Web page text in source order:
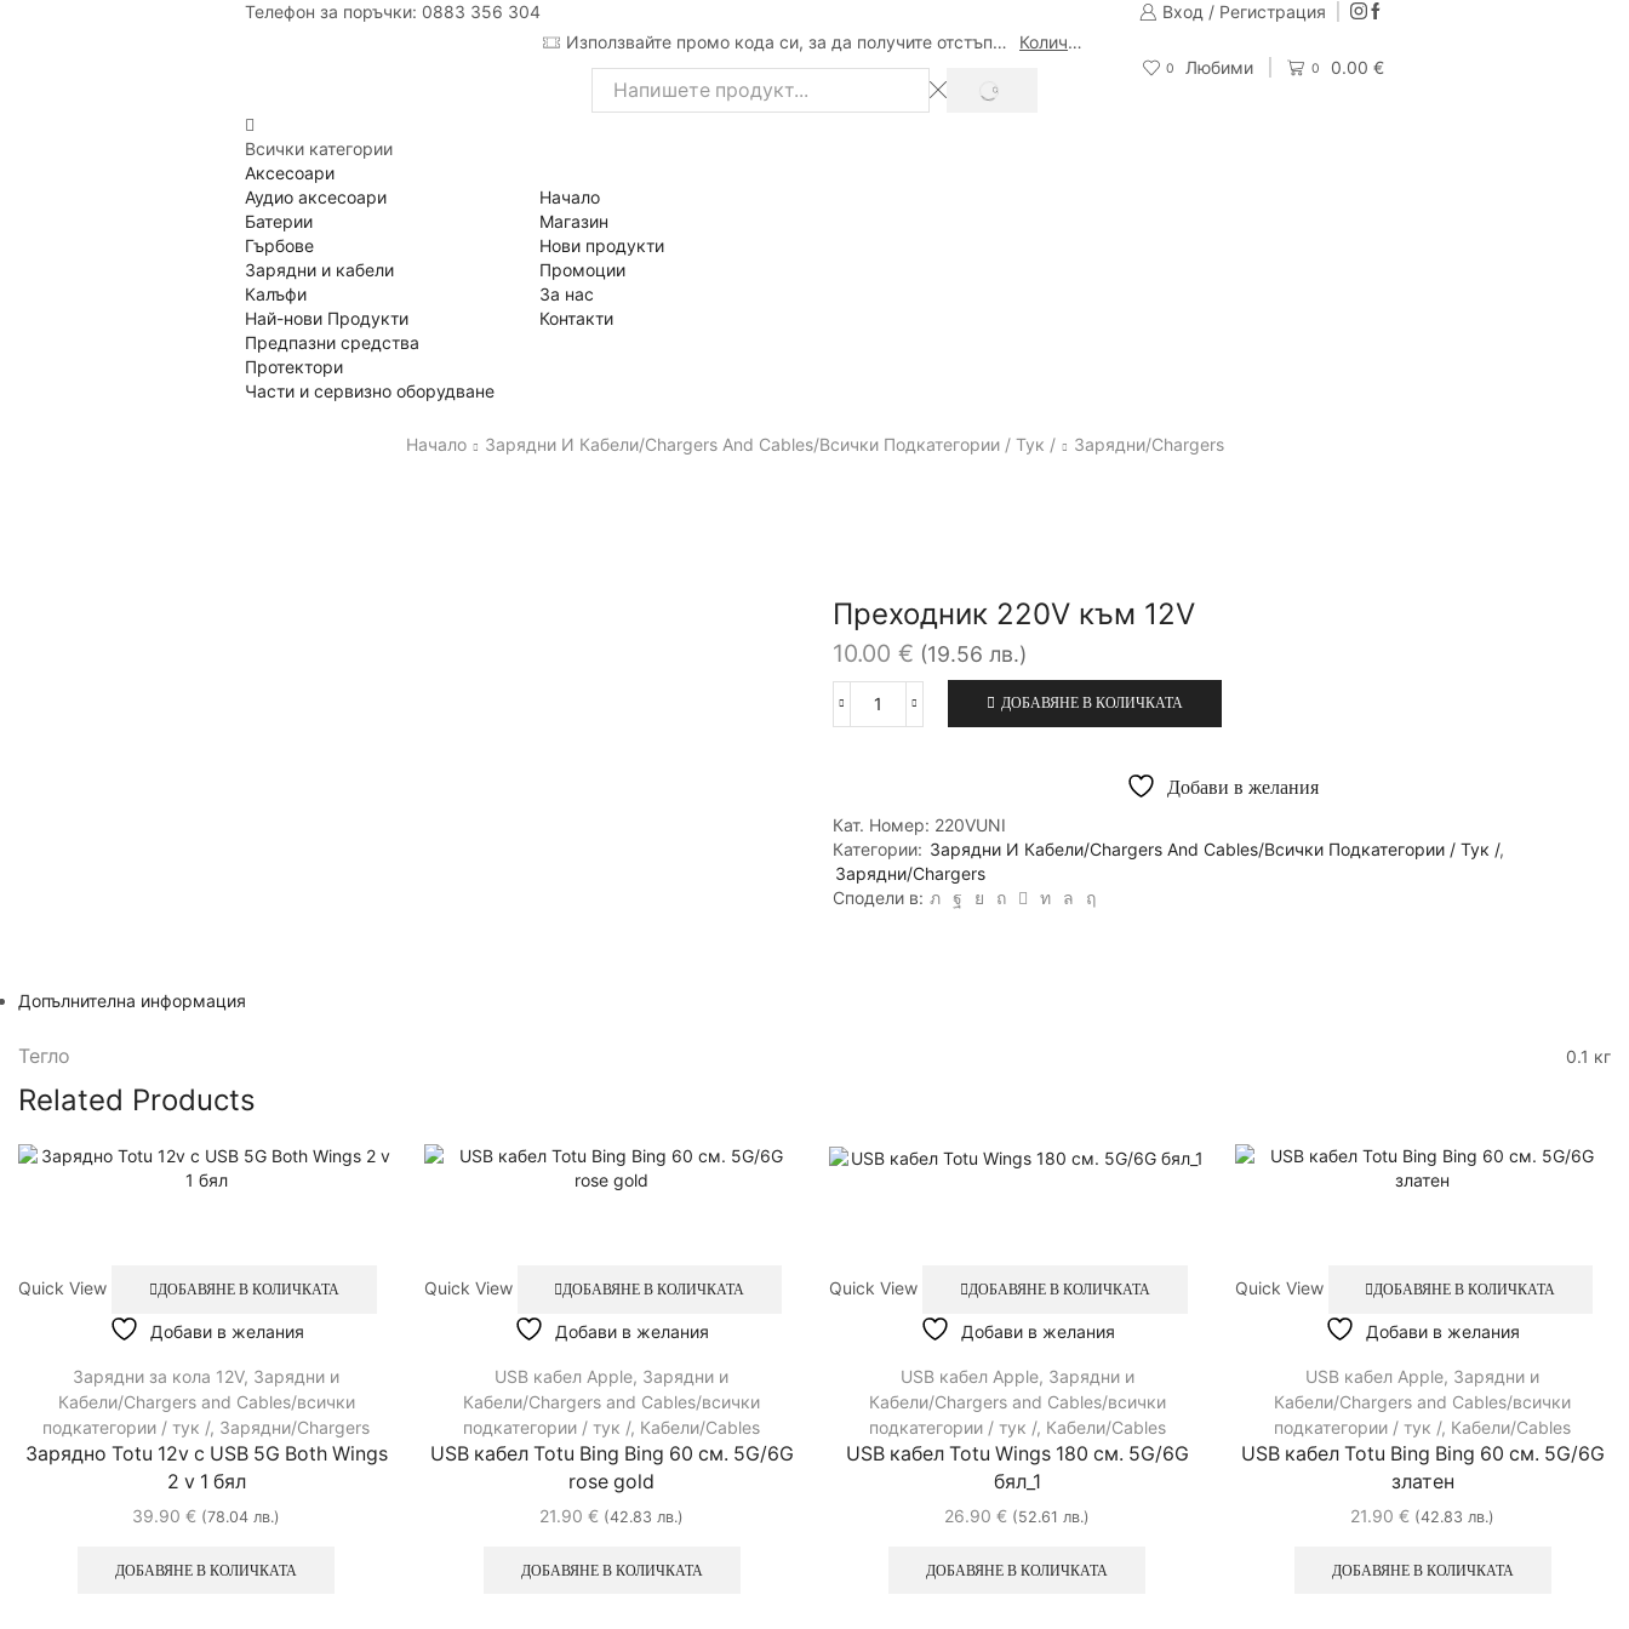
Телефон за поръчки: 0883 356 304
Вход / Регистрация
Използвайте промо кода си, за да получите отстъпка
Количка
Search
SEARCH
0 Любими 0 0.00 €
Всички категории
Аксесоари
Аудио аксесоари
Батерии
Гърбове
Зарядни и кабели
Калъфи
Най-нови Продукти
Предпазни средства
Протектори
Части и сервизно оборудване
Начало
Магазин
Нови продукти
Промоции
За нас
Контакти
Начало Зарядни И Кабели/Chargers And Cables/всички Подкатегории / Тук / Зарядни/Chargers
Преходник 220V към 12V
10.00 € (19.56 лв.)
количество
12V
ДОБАВЯНЕ В КОЛИЧКАТА
Добави в желания
Кат. Номер: 220VUNI
Категории: Зарядни И Кабели/Chargers And Cables/всички Подкатегории / Тук /,
Зарядни/Chargers
Сподели в:
Допълнителна информация
Тегло 0.1 кг
Related Products
Quick View ДОБАВЯНЕ В КОЛИЧКАТА
Добави в желания
Зарядни за кола 12V, Зарядни и
Кабели/Chargers and Cables/всички
подкатегории / тук /, Зарядни/Chargers
Зарядно Totu 12v с USB 5G Both Wings
2 v 1 бял
39.90€ (78.04 лв.)
ДОБАВЯНЕ В КОЛИЧКАТА
Quick View ДОБАВЯНЕ В КОЛИЧКАТА
Добави в желания
USB кабел Apple, Зарядни и
Кабели/Chargers and Cables/всички
подкатегории / тук /, Кабели/Cables
USB кабел Totu Bing Bing 60 см. 5G/6G
rose gold
21.90€ (42.83 лв.)
ДОБАВЯНЕ В КОЛИЧКАТА
Quick View ДОБАВЯНЕ В КОЛИЧКАТА
Добави в желания
USB кабел Apple, Зарядни и
Кабели/Chargers and Cables/всички
подкатегории / тук /, Кабели/Cables
USB кабел Totu Wings 180 см. 5G/6G
бял_1
26.90€ (52.61 лв.)
ДОБАВЯНЕ В КОЛИЧКАТА
Quick View ДОБАВЯНЕ В КОЛИЧКАТА
Добави в желания
USB кабел Apple, Зарядни и
Кабели/Chargers and Cables/всички
подкатегории / тук /, Кабели/Cables
USB кабел Totu Bing Bing 60 см. 5G/6G
златен
21.90€ (42.83 лв.)
ДОБАВЯНЕ В КОЛИЧКАТА